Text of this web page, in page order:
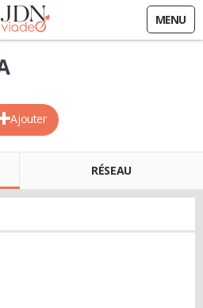
MENU
Ajouter
RÉSEAU